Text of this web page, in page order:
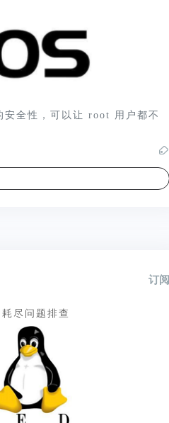
全性，可以让 root 用户都不
订阅
尽问题排查